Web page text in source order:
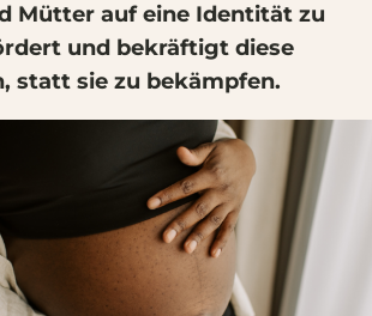
Mütter auf eine Identität zu
und bekräftigt diese
statt sie zu bekämpfen.